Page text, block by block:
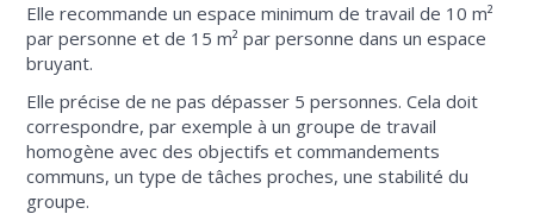
Elle recommande un espace minimum de travail de 10 m²
par personne et de 15 m² par personne dans un espace
bruyant.
Elle précise de ne pas dépasser 5 personnes. Cela doit
correspondre, par exemple à un groupe de travail
homogène avec des objectifs et commandements
communs, un type de tâches proches, une stabilité du
groupe.